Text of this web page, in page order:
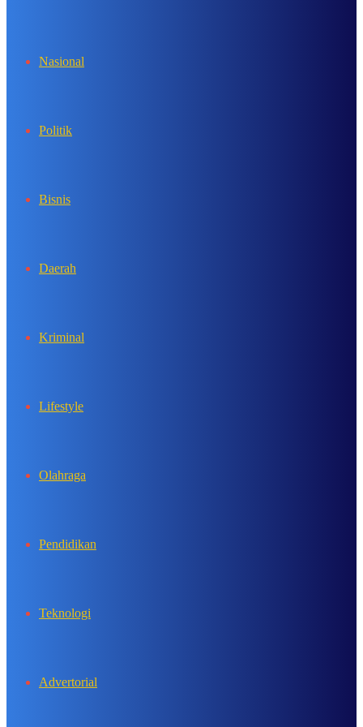
Nasional
Politik
Bisnis
Daerah
Kriminal
Lifestyle
Olahraga
Pendidikan
Teknologi
Advertorial